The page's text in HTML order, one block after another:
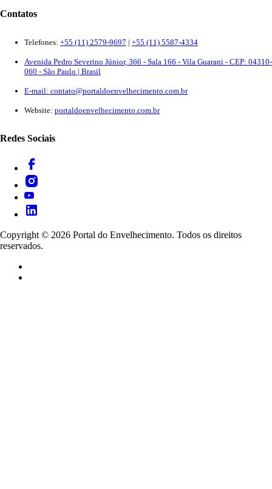
Contatos
Telefones: +55 (11) 2579-9697 | +55 (11) 5587-4334
Avenida Pedro Severino Júnior, 366 - Sala 166 - Vila Guarani - CEP: 04310-
060 - São Paulo | Brasil
E-mail: contato@portaldoenvelhecimento.com.br
Website: portaldoenvelhecimento.com.br
Redes Sociais
Copyright © 2026 Portal do Envelhecimento. Todos os direitos
reservados.